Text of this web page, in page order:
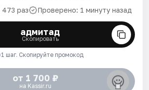
раз Проверено: 1 минуту назад
адмитад
Скопировать
1 шаг. Скопируйте промокод
от 1 700 ₽
на Kassir.ru